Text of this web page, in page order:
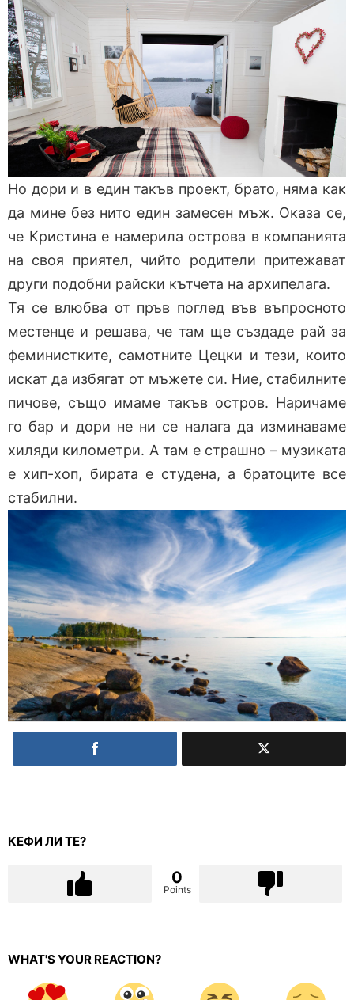
Но дори и в един такъв проект, брато, няма как
да мине без нито един замесен мъж. Оказа се,
че Кристина е намерила острова в компанията
на своя приятел, чийто родители притежават
други подобни райски кътчета на архипелага.
Тя се влюбва от пръв поглед във въпросното
местенце и решава, че там ще създаде рай за
феминистките, самотните Цецки и тези, които
искат да избягат от мъжете си. Ние, стабилните
пичове, също имаме такъв остров. Наричаме
го бар и дори не ни се налага да изминаваме
хиляди километри. А там е страшно – музиката
е хип-хоп, бирата е студена, а братоците все
стабилни.
КЕФИ ЛИ ТЕ?
0
Points
WHAT'S YOUR REACTION?